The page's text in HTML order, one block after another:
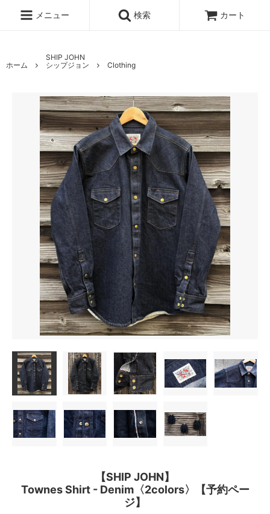
メニュー 検索 カート
ホーム
SHIP JOHN
シップジョン
Clothing
【SHIP JOHN】
Townes Shirt - Denim〈2colors〉【予約ペー
ジ】